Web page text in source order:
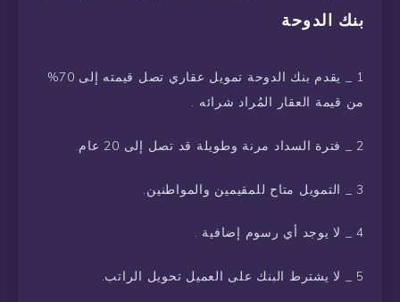
بنك الدوحة
1 _ يقدم بنك الدوحة تمويل عقاري تصل قيمته إلى 70%
من قيمة العقار المُراد شرائه .
2 _ فترة السداد مرنة وطويلة قد تصل إلى 20 عام.
3 _ التمويل متاح للمقيمين والمواطنين.
4 _ لا يوجد أي رسوم إضافية .
5 _ لا يشترط البنك على العميل تحويل الراتب.